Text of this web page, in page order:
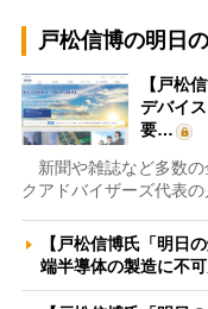
戸松信博の明日
【戸松
デバイ
要…
新聞や雑誌など多数の
クアドバイザーズ代表
【戸松信博氏「明日
端半導体の製造に不